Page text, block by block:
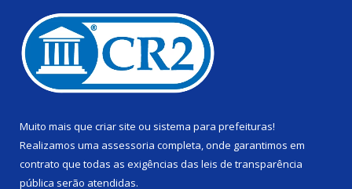
Muito mais que criar site ou sistema para prefeituras!
Realizamos uma assessoria completa, onde garantimos em
contrato que todas as exigências das leis de transparência
pública serão atendidas.